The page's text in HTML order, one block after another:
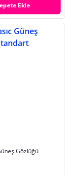
Ekle
Gözlüğü